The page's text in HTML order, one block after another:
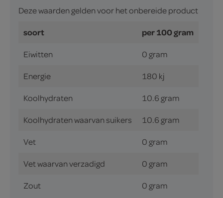
Deze waarden gelden voor het onbereide product
soort per 100 gram
Eiwitten 0 gram
Energie 180 kj
Koolhydraten 10.6 gram
Koolhydraten waarvan suikers 10.6 gram
Vet 0 gram
Vet waarvan verzadigd 0 gram
Zout 0 gram